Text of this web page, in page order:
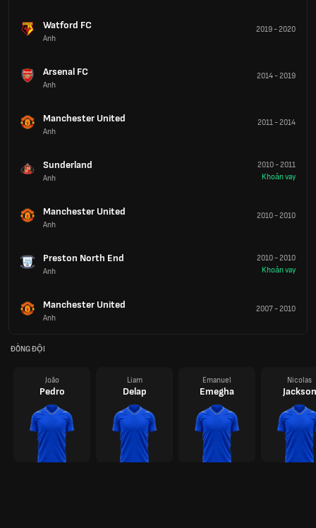
Watford FC
Anh
2019-2020
Arsenal FC
Anh
2014-2019
Manchester United
Anh
2011-2014
Sunderland
Anh
2010-2011
Khoản vay
Manchester United
Anh
2010-2010
Preston North End
Anh
2010-2010
Khoản vay
Manchester United
Anh
2007-2010
ĐỒNG ĐỘI
João
Pedro
Liam
Delap
Emanuel
Emegha
Nicolas
Jackson